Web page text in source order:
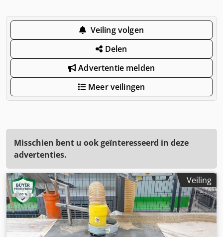
Veiling volgen
Delen
Advertentie melden
Meer veilingen
Misschien bent u ook geïnteresseerd in deze
advertenties.
Veiling